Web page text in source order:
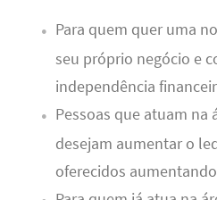
Para quem quer uma
seu próprio negócio e
independência
Pessoas que atuam na
desejam aumentar o
oferecidos